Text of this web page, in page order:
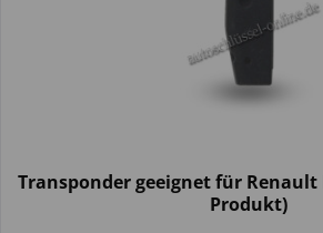
Transponder geeignet für
Produkt)